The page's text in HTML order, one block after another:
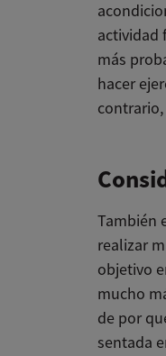
actividad
más
hacer
También
realizar
objetivo
mucho
de por
sentada